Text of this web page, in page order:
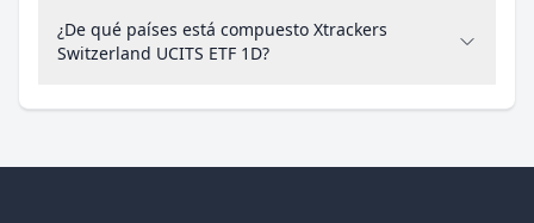
¿De qué países está compuesto Xtrackers
Switzerland UCITS ETF 1D?